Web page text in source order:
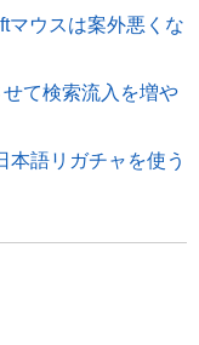
マウスは案外悪くな
て検索流入を増や
本語リガチャを使う